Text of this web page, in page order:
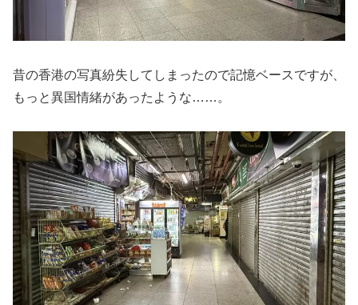
昔の香港の写真紛失してしまったので記憶ベースですが、
もっと異国情緒があったような……。